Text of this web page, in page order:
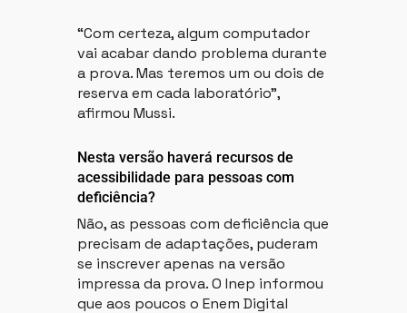
“Com certeza, algum computador
vai acabar dando problema durante
a prova. Mas teremos um ou dois de
reserva em cada laboratório”,
afirmou Mussi.
Nesta versão haverá recursos de
acessibilidade para pessoas com
deficiência?
Não, as pessoas com deficiência que
precisam de adaptações, puderam
se inscrever apenas na versão
impressa da prova. O Inep informou
que aos poucos o Enem Digital